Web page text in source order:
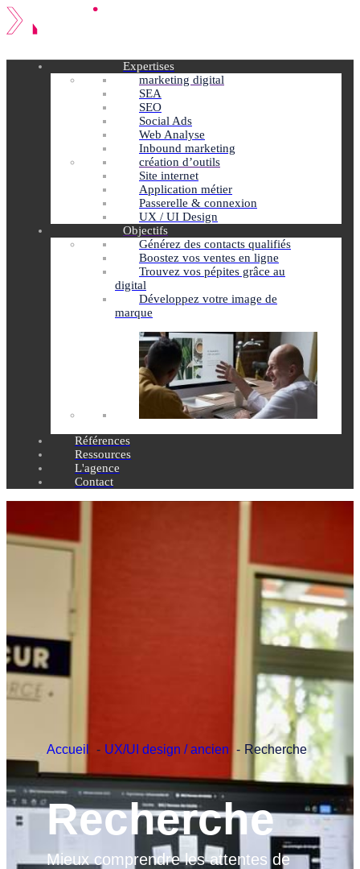
Expertises
marketing digital
SEA
SEO
Social Ads
Web Analyse
Inbound marketing
création d’outils
Site internet
Application métier
Passerelle & connexion
UX / UI Design
Objectifs
Générez des contacts qualifiés
Boostez vos ventes en ligne
Trouvez vos pépites grâce au
digital
Développez votre image de
marque
Références
Ressources
L'agence
Contact
Accueil UX/UI design / ancien Recherche
Recherche
Mieux comprendre les attentes de